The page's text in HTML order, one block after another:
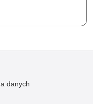
danych